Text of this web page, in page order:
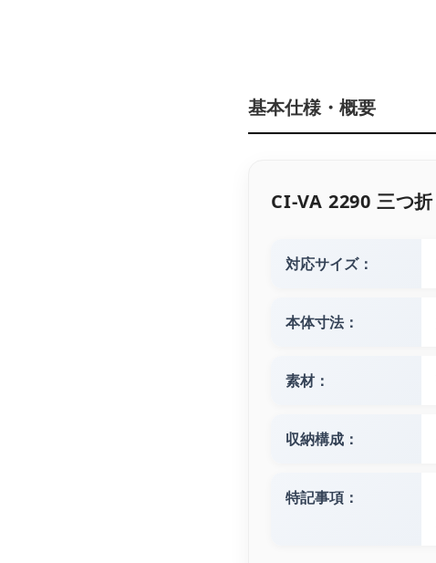
基本仕様・概要
CI-VA 2290 三つ
対応サイズ：
本体寸法：
素材：
収納構成：
特記事項：